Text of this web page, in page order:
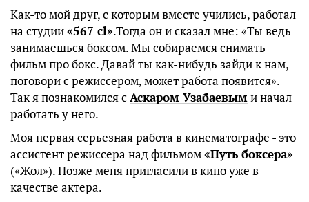
Как-то мой друг, с которым вместе учились, работал
на студии«567 cl».Тогда он и сказал мне: «Ты ведь
занимаешься боксом. Мы собираемся снимать
фильм про бокс. Давай ты как-нибудь зайди к нам,
поговори с режиссером, может работа появится».
Так я познакомился сАскаром Узабаевыми начал
работать у него.
Моя первая серьезная работа в кинематографе - это
ассистент режиссера над фильмом«Путь боксера»
(«Жол»). Позже меня пригласили в кино уже в
качестве актера.